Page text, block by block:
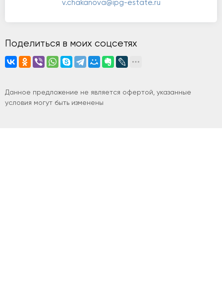
v.chakanova@ipg-estate.ru
Поделиться в моих соцсетях
Данное предложение не является офертой, указанные
условия могут быть изменены